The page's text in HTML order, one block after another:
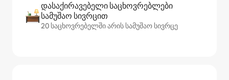
დასაქირავებელი საცხოვრებლები
სამუშაო სივრცით
20 საცხოვრებელში არის სამუშაო სივრცე